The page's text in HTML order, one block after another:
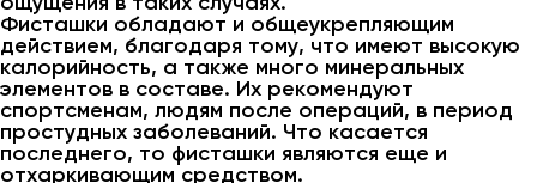
Фисташки обладают и общеукрепляющим
действием, благодаря тому, что имеют высокую
калорийность, а также много минеральных
элементов в составе. Их рекомендуют
спортсменам, людям после операций, в период
простудных заболеваний. Что касается
последнего, то фисташки являются еще и
отхаркивающим средством.